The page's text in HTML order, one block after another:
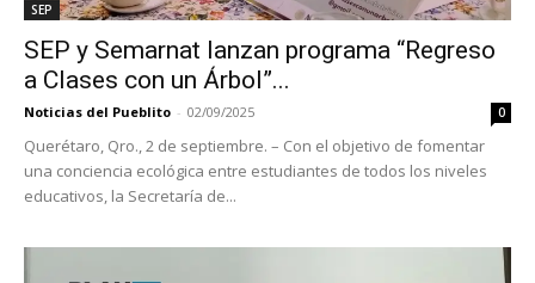
SEP
SEP y Semarnat lanzan programa “Regreso
a Clases con un Árbol”...
Noticias del Pueblito - 02/09/2025 0
Querétaro, Qro., 2 de septiembre. – Con el objetivo de fomentar
una conciencia ecológica entre estudiantes de todos los niveles
educativos, la Secretaría de...